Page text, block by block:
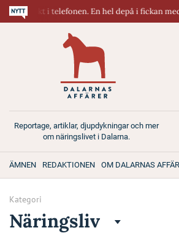
i telefonen. En hel depå i fickan med Renta
Reportage, artiklar, djupdykningar och mer
om näringslivet i Dalarna.
ÄMNEN REDAKTIONEN OM DALARNAS
Kategori
Näringsliv